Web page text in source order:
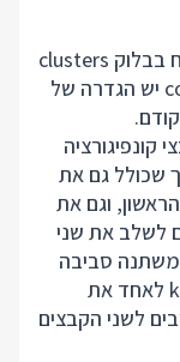
שימו לב איך שכל קובץ קונפיגורציה פותח בבלוק clusters
ואחריו בלוק contexts, ובתוך ה contexts יש הגדרה של
קונפיגורציה
שכולל גם את
וגם את
לשלב את שני
סביבה
בשביל להגיד ל kubectl לאחד את
לשני הקבצים